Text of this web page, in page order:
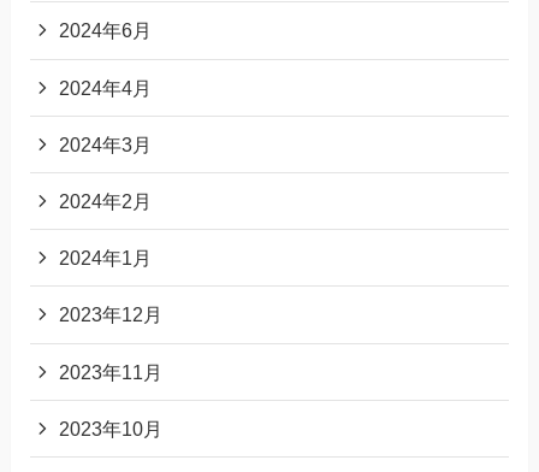
2024年6月
2024年4月
2024年3月
2024年2月
2024年1月
2023年12月
2023年11月
2023年10月